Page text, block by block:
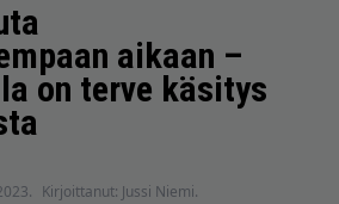
aikaan –
on terve käsitys
Kirjoittanut: Jussi Niemi.